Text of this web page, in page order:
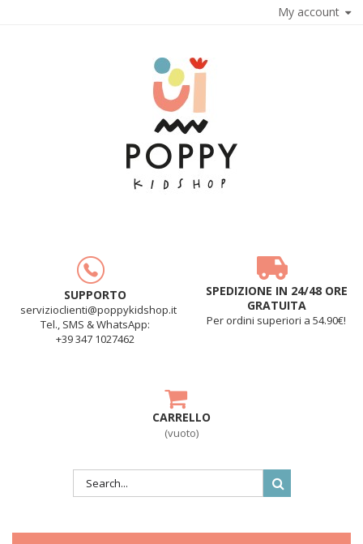
My account
SUPPORTO
servizioclienti@poppykidshop.it
Tel., SMS & WhatsApp:
+39 347 1027462
SPEDIZIONE IN 24/48 ORE
GRATUITA
Per ordini superiori a 54.90€!
CARRELLO
(vuoto)